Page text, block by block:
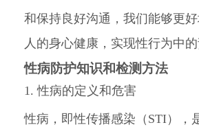
和保持良好沟通，我们能够更
人的身心健康，实现性行为中的
性病防护知识和检测方法
1. 性病的定义和危害
性病，即性传播感染（STI），